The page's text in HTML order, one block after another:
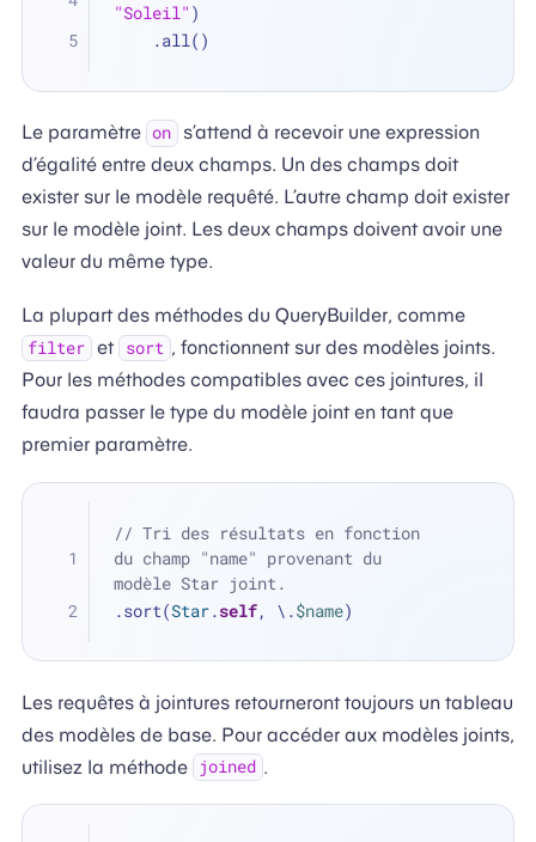
"Soleil" )
    .all()
Le paramètre on
s’attend à recevoir une expression
d’égalité entre deux champs. Un des champs doit
exister sur le modèle requêté. L’autre champ doit exister
sur le modèle joint. Les deux champs doivent avoir une
valeur du même type.
La plupart des méthodes du QueryBuilder, comme
filter et sort , fonctionnent sur des modèles joints.
Pour les méthodes compatibles avec ces jointures, il
faudra passer le type du modèle joint en tant que
premier paramètre.
// Tri des résultats en fonction
du champ "name" provenant du
modèle Star joint.
.sort(Star.self, \.$name)
Les requêtes à jointures retourneront toujours un tableau
des modèles de base. Pour accéder aux modèles joints,
utilisez la méthode
joined .